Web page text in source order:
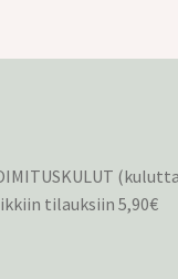
tilauksiin 5,90€